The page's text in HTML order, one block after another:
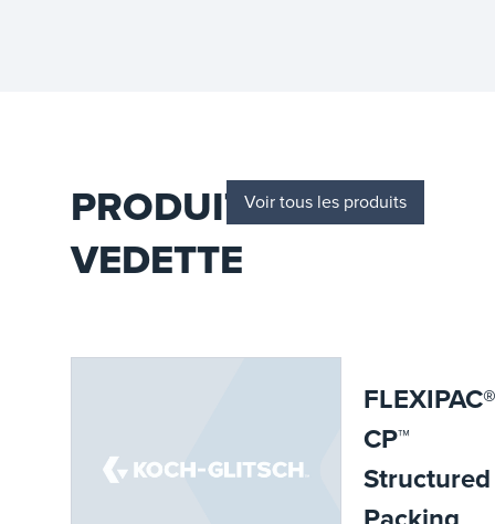
PRODUITS EN
VEDETTE
Voir tous les produits
FLEXIPAC®
CP™
Structured